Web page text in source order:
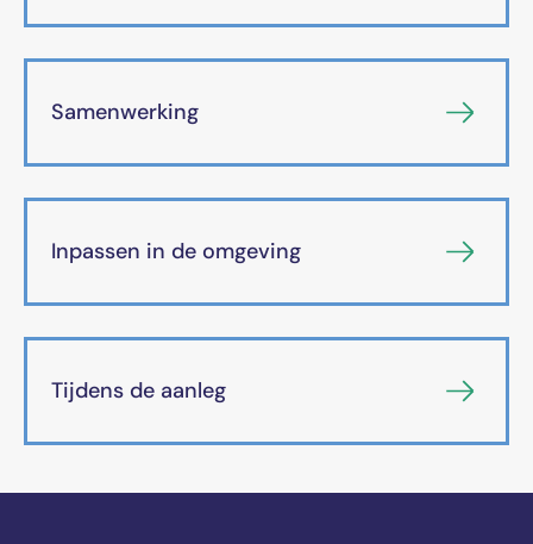
Samenwerking
Inpassen in de omgeving
Tijdens de aanleg